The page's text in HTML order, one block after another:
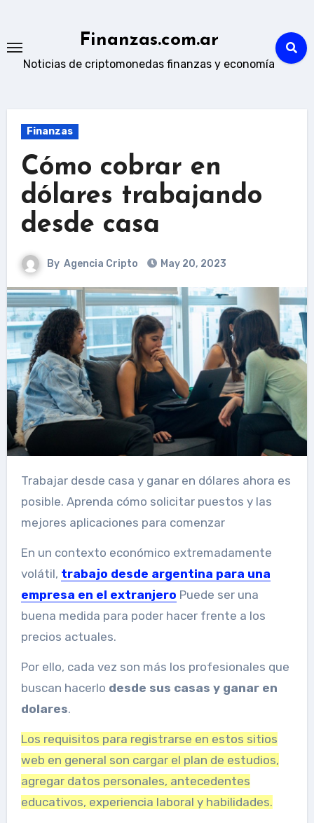
content
Finanzas.com.ar
Noticias de criptomonedas finanzas y economía
Finanzas
Cómo cobrar en
dólares trabajando
desde casa
By Agencia Cripto May 20, 2023
Trabajar desde casa y ganar en dólares ahora es
posible. Aprenda cómo solicitar puestos y las
mejores aplicaciones para comenzar
En un contexto económico extremadamente
volátil, trabajo desde argentina para una
empresa en el extranjero Puede ser una
buena medida para poder hacer frente a los
precios actuales.
Por ello, cada vez son más los profesionales que
buscan hacerlo desde sus casas y ganar en
dolares.
Los requisitos para registrarse en estos sitios
web en general son cargar el plan de estudios,
agregar datos personales, antecedentes
educativos, experiencia laboral y habilidades.